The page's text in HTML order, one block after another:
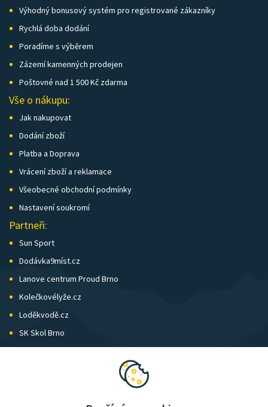
Výhodný bonusový systém pro registrované zákazníky
Rychlá doba dodání
Poradíme s výběrem
Zázemí kamenných prodejen
Poštovné nad 1 500 Kč zdarma
Vše o nákupu:
Jak nakupovat
Dodání zboží
Platba a Doprava
Vrácení zboží a reklamace
Všeobecné obchodní podmínky
Nastavení soukromí
Partneři:
Sun Sport
Dodávka9míst.cz
Lanove centrum Proud Brno
Kolečkovélyže.cz
Loděkvodě.cz
SK Skol Brno
Biatlon Brno